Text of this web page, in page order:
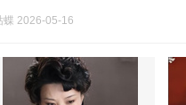
蝶 2026-05-16